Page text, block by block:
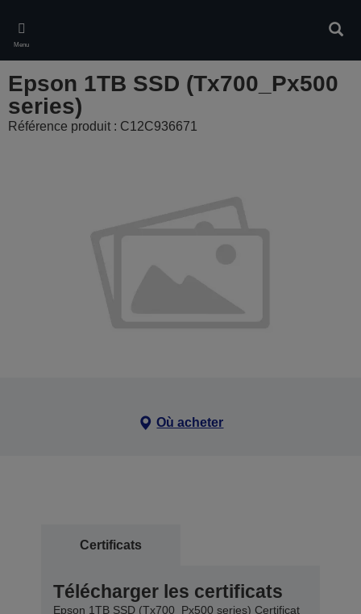
main
content
Menu
Epson 1TB SSD (Tx700_Px500
series)
Référence produit : C12C936671
Où acheter
Certificats
Télécharger les certificats
Epson 1TB SSD (Tx700_Px500 series) Certificat